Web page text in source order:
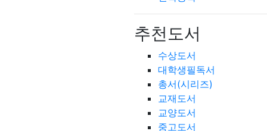
추천도서
수상도서
대학생필독서
총서(시리즈)
교재도서
교양도서
중고도서